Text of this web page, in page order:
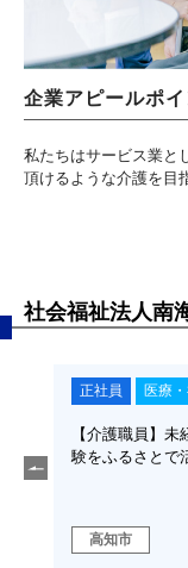
企業アピールポイ
私たちはサービス業と
頂けるような介護を目
社会福祉法人南
経
福
正社員 医療
【介護職員】
験をふるさとで
高知市